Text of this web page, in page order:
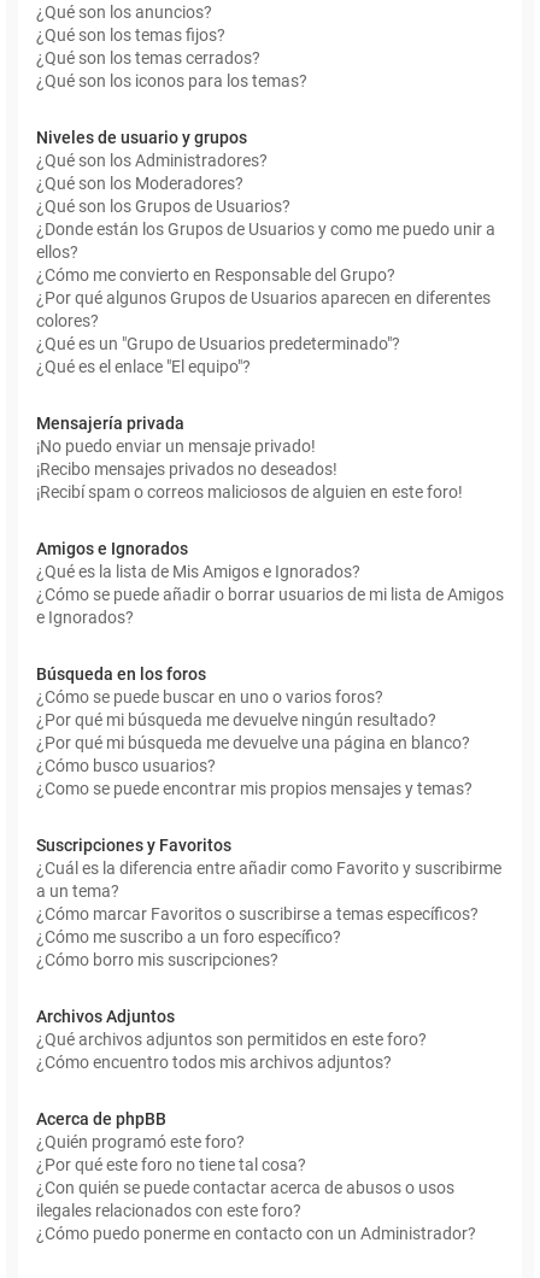
¿Qué son los anuncios?
¿Qué son los temas fijos?
¿Qué son los temas cerrados?
¿Qué son los iconos para los temas?
Niveles de usuario y grupos
¿Qué son los Administradores?
¿Qué son los Moderadores?
¿Qué son los Grupos de Usuarios?
¿Donde están los Grupos de Usuarios y como me puedo unir a
ellos?
¿Cómo me convierto en Responsable del Grupo?
¿Por qué algunos Grupos de Usuarios aparecen en diferentes
colores?
¿Qué es un "Grupo de Usuarios predeterminado"?
¿Qué es el enlace "El equipo"?
Mensajería privada
¡No puedo enviar un mensaje privado!
¡Recibo mensajes privados no deseados!
¡Recibí spam o correos maliciosos de alguien en este foro!
Amigos e Ignorados
¿Qué es la lista de Mis Amigos e Ignorados?
¿Cómo se puede añadir o borrar usuarios de mi lista de Amigos
e Ignorados?
Búsqueda en los foros
¿Cómo se puede buscar en uno o varios foros?
¿Por qué mi búsqueda me devuelve ningún resultado?
¿Por qué mi búsqueda me devuelve una página en blanco?
¿Cómo busco usuarios?
¿Como se puede encontrar mis propios mensajes y temas?
Suscripciones y Favoritos
¿Cuál es la diferencia entre añadir como Favorito y suscribirme
a un tema?
¿Cómo marcar Favoritos o suscribirse a temas específicos?
¿Cómo me suscribo a un foro específico?
¿Cómo borro mis suscripciones?
Archivos Adjuntos
¿Qué archivos adjuntos son permitidos en este foro?
¿Cómo encuentro todos mis archivos adjuntos?
Acerca de phpBB
¿Quién programó este foro?
¿Por qué este foro no tiene tal cosa?
¿Con quién se puede contactar acerca de abusos o usos
ilegales relacionados con este foro?
¿Cómo puedo ponerme en contacto con un Administrador?